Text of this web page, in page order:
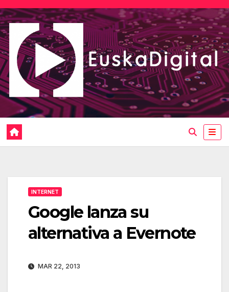
Saltar
al
contenido
INTERNET
Google lanza su
alternativa a Evernote
MAR 22, 2013